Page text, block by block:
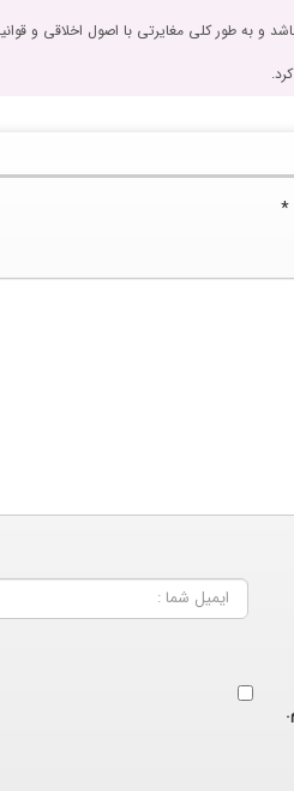
و به طور کلی مغایرتی با اصول اخلاقی و
*